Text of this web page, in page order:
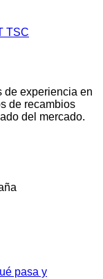
TSC
de experiencia en
de recambios
del mercado.
pasa y